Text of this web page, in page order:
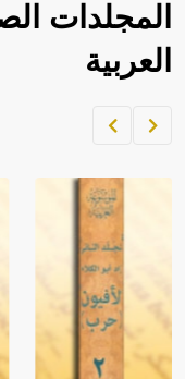
المجلدات
العربية